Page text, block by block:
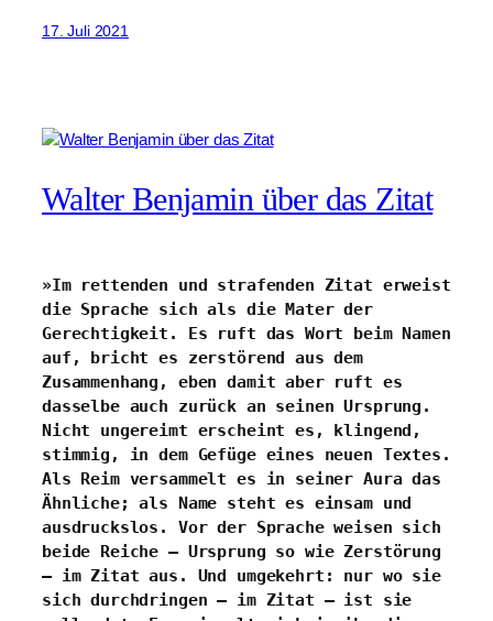
17. Juli 2021
Walter Benjamin über das Zitat
»Im rettenden und strafenden Zitat erweist
die Sprache sich als die Mater der
Gerechtigkeit. Es ruft das Wort beim Namen
auf, bricht es zerstörend aus dem
Zusammenhang, eben damit aber ruft es
dasselbe auch zurück an seinen Ursprung.
Nicht ungereimt erscheint es, klingend,
stimmig, in dem Gefüge eines neuen Textes.
Als Reim versammelt es in seiner Aura das
Ähnliche; als Name steht es einsam und
ausdruckslos. Vor der Sprache weisen sich
beide Reiche – Ursprung so wie Zerstörung
– im Zitat aus. Und umgekehrt: nur wo sie
sich durchdringen – im Zitat – ist sie